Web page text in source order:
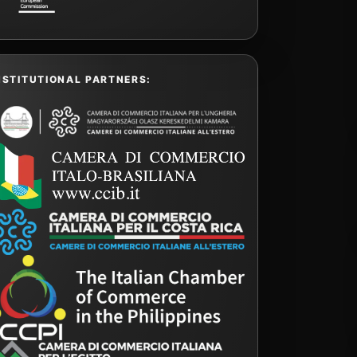
PARTNERS: